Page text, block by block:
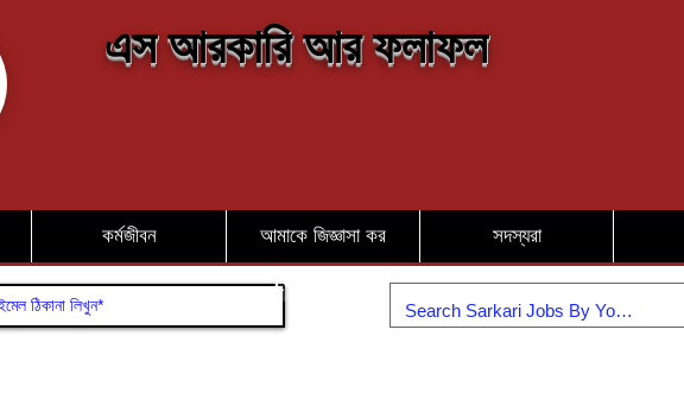
এস আরকারি আর ফলাফল
কর্মজীবন আমাকে জিজ্ঞাসা কর সদস্যরা
যোগদান করুন